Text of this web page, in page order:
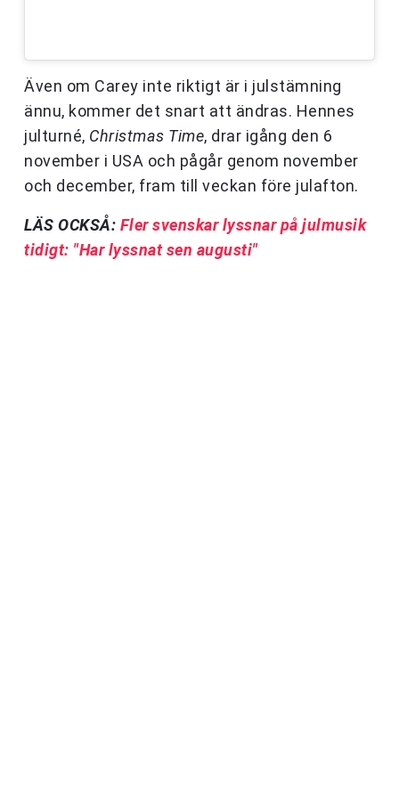
Även om Carey inte riktigt är i julstämning
ännu, kommer det snart att ändras. Hennes
julturné, Christmas Time, drar igång den 6
november i USA och pågår genom november
och december, fram till veckan före julafton.
LÄS OCKSÅ: Fler svenskar lyssnar på julmusik
tidigt: "Har lyssnat sen augusti"